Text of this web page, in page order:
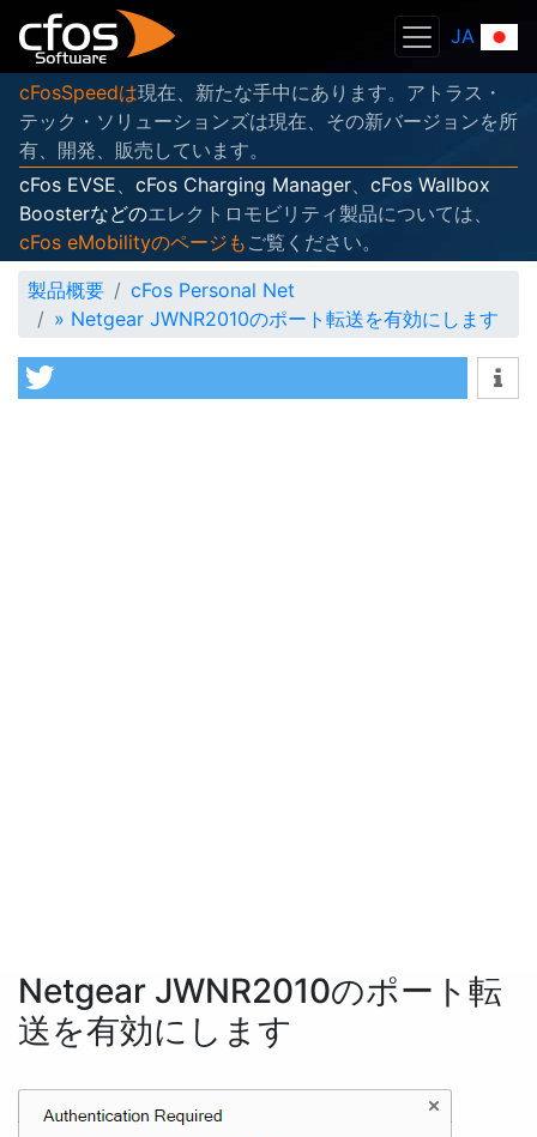
JA
cFosSpeedは現在、新たな手中にあります。アトラス・
テック・ソリューションズは現在、その新バージョンを所
有、開発、販売しています。
cFos EVSE、 cFos Charging Manager、 cFos Wallbox
Boosterなどのエレクトロモビリティ製品については、
cFos eMobilityのページも ご覧ください。
製品概要
cFos Personal Net
» Netgear JWNR2010のポート転送を有効にします
Netgear JWNR2010のポート転
送を有効にします